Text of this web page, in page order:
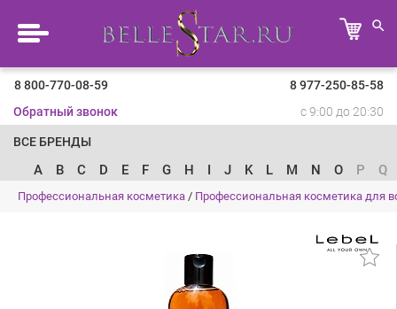
8 800-770-08-59
8 977-250-85-58
Обратный звонок
с 9:00 до 20:30
ВСЕ БРЕНДЫ
A B C D E F G H I J K L M N O P Q
Профессиональная косметика / Профессиональная косметика для